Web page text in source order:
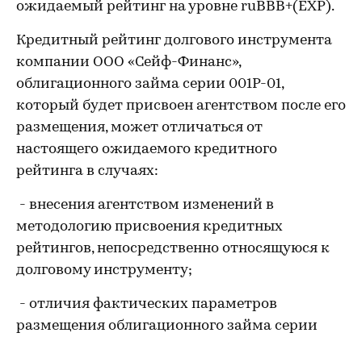
ожидаемый рейтинг на уровне ruВВВ+(EXP).
Кредитный рейтинг долгового инструмента
компании ООО «Сейф-Финанс»,
облигационного займа серии 001Р-01,
который будет присвоен агентством после его
размещения, может отличаться от
настоящего ожидаемого кредитного
рейтинга в случаях:
- внесения агентством изменений в
методологию присвоения кредитных
рейтингов, непосредственно относящуюся к
долговому инструменту;
- отличия фактических параметров
размещения облигационного займа серии